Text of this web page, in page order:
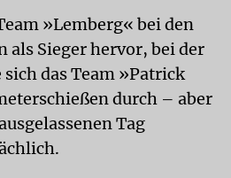
»Lemberg« bei den
Sieger hervor, bei der
das Team »Patrick
durch – aber
Tag